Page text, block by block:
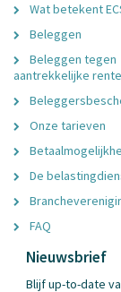
Wat betekent
Beleggen
Beleggen tegen
aantrekkelijke rente
Onze tarieven
De
FAQ
Nieuwsbrief
Blijf up-to-date